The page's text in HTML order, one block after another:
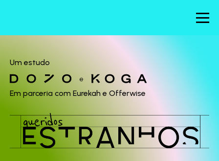
Um estudo
e
Em parceria com Eurekah e Offerwise